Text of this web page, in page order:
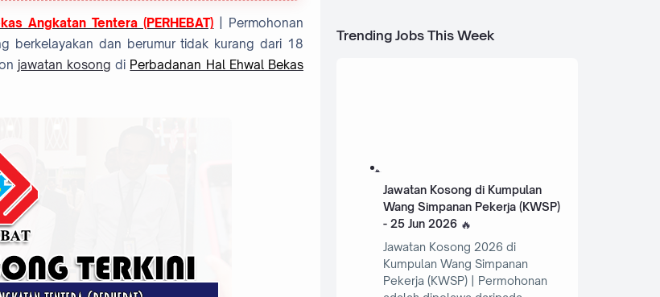
Angkatan Tentera (PERHEBAT) | Permohonan
berkelayakan dan berumur tidak kurang dari 18
jawatan kosong di Perbadanan Hal Ehwal Bekas
Trending Jobs This Week
Jawatan Kosong di Kumpulan
Wang Simpanan Pekerja (KWSP)
- 25 Jun 2026
Jawatan Kosong 2026 di
Kumpulan Wang Simpanan
Pekerja (KWSP) | Permohonan